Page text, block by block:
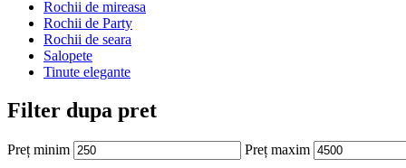
Rochii de mireasa
Rochii de Party
Rochii de seara
Salopete
Tinute elegante
Filter dupa pret
Preț minim Preț maxim